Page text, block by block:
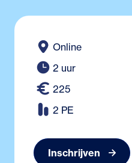
Online
2 uur
225
2 PE
Inschrijven